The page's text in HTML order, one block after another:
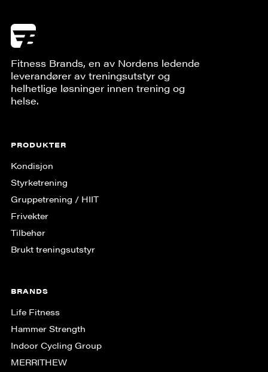
Fitness Brands, en av Nordens ledende
leverandører av treningsutstyr og
helhetlige løsninger innen trening og
helse.
PRODUKTER
Kondisjon
Styrketrening
Gruppe­trening / HIIT
Frivekter
Tilbehør
Brukt treningsutstyr
BRANDS
Life Fitness
Hammer Strength
Indoor Cycling Group
MERRITHEW